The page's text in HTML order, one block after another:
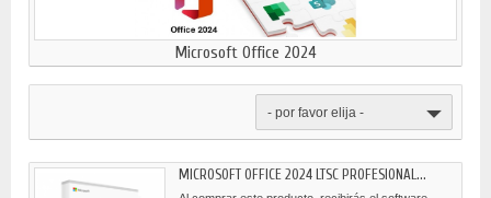
Microsoft Office 2024
- por favor elija -
MICROSOFT OFFICE 2024 LTSC PROFESIONAL...